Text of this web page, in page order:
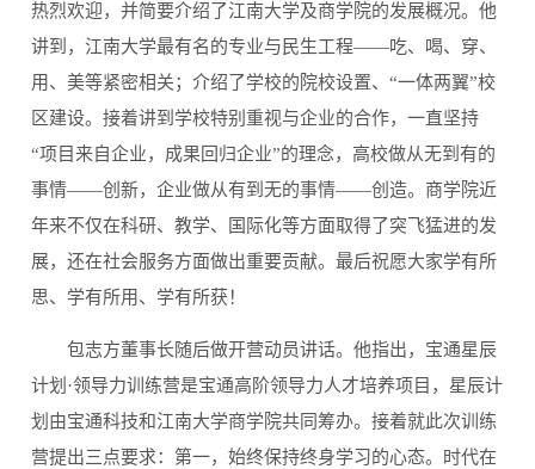
热烈欢迎，并简要介绍了江南大学及商学院的发展概况。他
讲到，江南大学最有名的专业与民生工程——吃、喝、穿、
用、美等紧密相关；介绍了学校的院校设置、“一体两翼”校
区建设。接着讲到学校特别重视与企业的合作，一直坚持
“项目来自企业，成果回归企业”的理念，高校做从无到有的
事情——创新，企业做从有到无的事情——创造。商学院近
年来不仅在科研、教学、国际化等方面取得了突飞猛进的发
展，还在社会服务方面做出重要贡献。最后祝愿大家学有所
思、学有所用、学有所获！
包志方董事长随后做开营动员讲话。他指出，宝通星辰
计划·领导力训练营是宝通高阶领导力人才培养项目，星辰计
划由宝通科技和江南大学商学院共同筹办。接着就此次训练
营提出三点要求：第一，始终保持终身学习的心态。时代在